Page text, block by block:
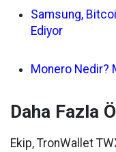
Samsung,
Ediyor
Monero Nedir?
Daha Fazla
Ekip, TronWallet